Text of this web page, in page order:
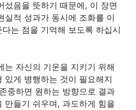
섰음을 뜻하기 때문에, 이 장면
실적 성과가 동시에 조화를 이
는 점을 기억해 보도록 하십시
는 자신의 기운을 지키기 위해
있게 병행하는 것이 필요해지
중하면 원하는 방향으로 결과
만들기 쉬우며, 과도하게 힘을